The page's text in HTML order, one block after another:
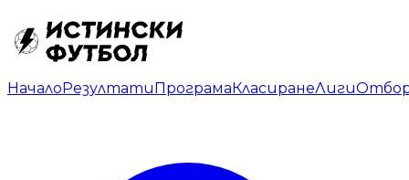
НачалоРезултатиПрограмаКласиранеЛиги